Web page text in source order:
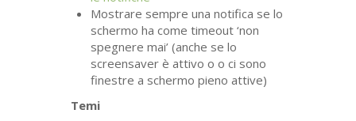
Mostrare sempre una notifica se lo
schermo ha come timeout ‘non
spegnere mai’ (anche se lo
screensaver è attivo o o ci sono
finestre a schermo pieno attive)
Temi